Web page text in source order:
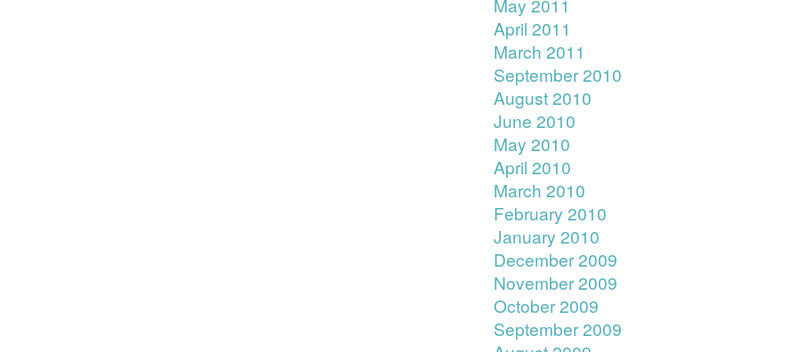
April 2011
March 2011
September 2010
August 2010
June 2010
May 2010
April 2010
March 2010
February 2010
January 2010
December 2009
November 2009
October 2009
September 2009